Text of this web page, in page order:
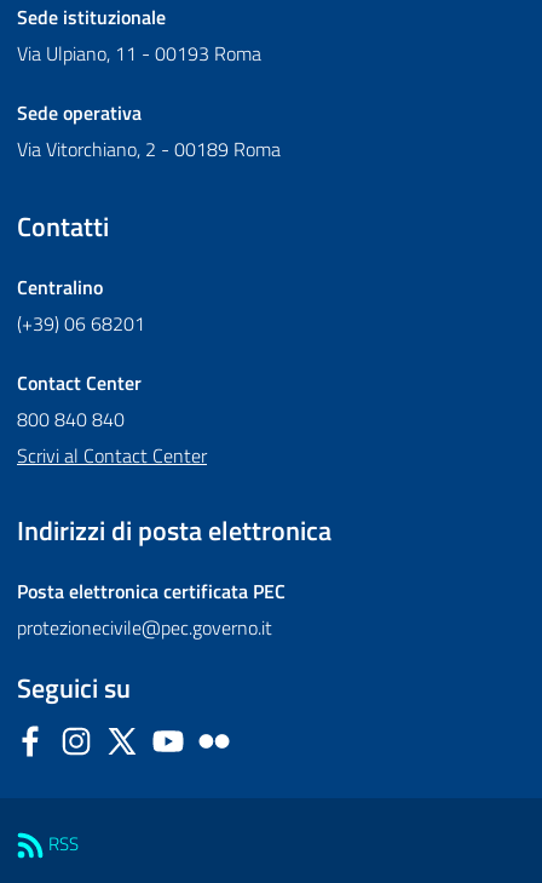
Sede istituzionale
Via Ulpiano, 11 - 00193 Roma
Sede operativa
Via Vitorchiano, 2 - 00189 Roma
Contatti
Centralino
(+39) 06 68201
Contact Center
800 840 840
Scrivi al Contact Center
Indirizzi di posta elettronica
Posta elettronica certificata PEC
protezionecivile@pec.governo.it
Seguici su
FacebookInstagram
Twitter YouTube
RSS